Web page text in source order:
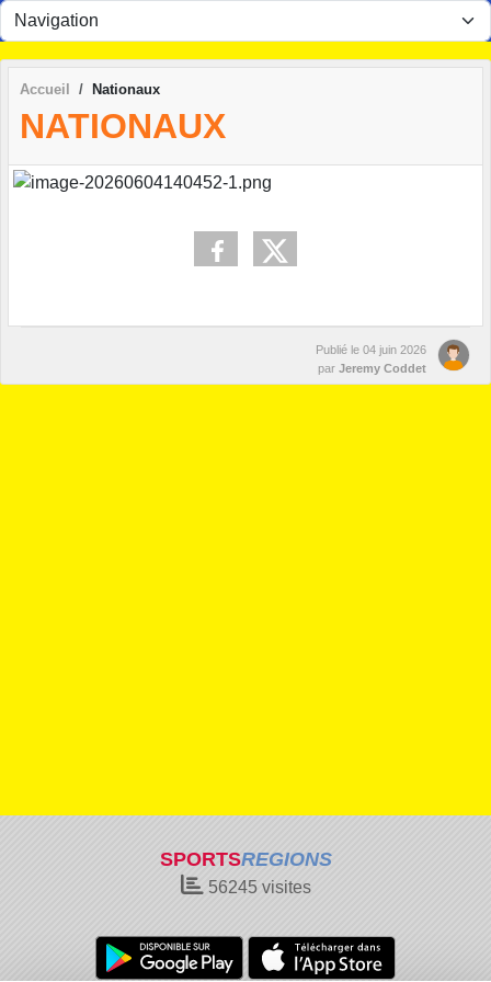
Accueil Nationaux
NATIONAUX
Publié le 04 juin 2026
par Jeremy Coddet
SPORTSREGIONS
56245visites
Panneau de gestion des cookies